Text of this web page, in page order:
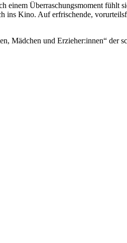
einem Überraschungsmoment
ins Kino. Auf erfrischende,
Mädchen und Erzieher:innen“ der